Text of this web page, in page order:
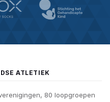
ATLETIEK
80 loopgroepen